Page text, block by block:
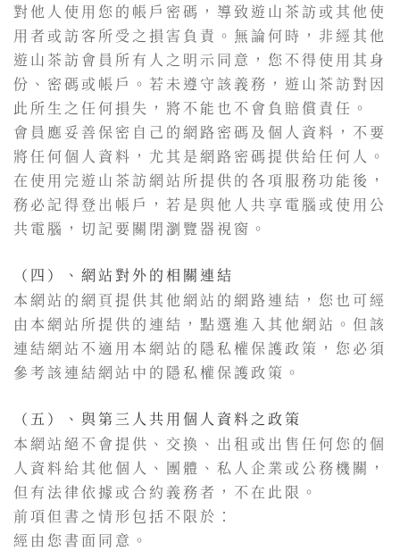
對他人使用您的帳戶密碼，導致遊山茶訪或其他使
用者或訪客所受之損害負責。無論何時，非經其他
遊山茶訪會員所有人之明示同意，您不得使用其身
份、密碼或帳戶。若未遵守該義務，遊山茶訪對因
此所生之任何損失，將不能也不會負賠償責任。
會員應妥善保密自己的網路密碼及個人資料，不要
將任何個人資料，尤其是網路密碼提供給任何人。
在使用完遊山茶訪網站所提供的各項服務功能後，
務必記得登出帳戶，若是與他人共享電腦或使用公
共電腦，切記要關閉瀏覽器視窗。
（四）、網站對外的相關連結
本網站的網頁提供其他網站的網路連結，您也可經
由本網站所提供的連結，點選進入其他網站。但該
連結網站不適用本網站的隱私權保護政策，您必須
參考該連結網站中的隱私權保護政策。
（五）、與第三人共用個人資料之政策
本網站絕不會提供、交換、出租或出售任何您的個
人資料給其他個人、團體、私人企業或公務機關，
但有法律依據或合約義務者，不在此限。
前項但書之情形包括不限於：
經由您書面同意。